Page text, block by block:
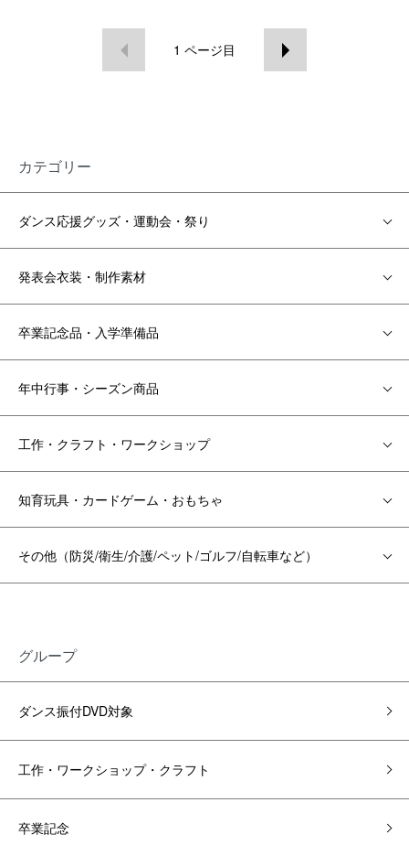
1 ページ目
カテゴリー
ダンス応援グッズ・運動会・祭り
発表会衣装・制作素材
卒業記念品・入学準備品
年中行事・シーズン商品
工作・クラフト・ワークショップ
知育玩具・カードゲーム・おもちゃ
その他（防災/衛生/介護/ペット/ゴルフ/自転車など）
グループ
ダンス振付DVD対象
工作・ワークショップ・クラフト
卒業記念